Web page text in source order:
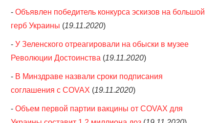
-Объявлен победитель конкурса эскизов на большой
герб Украины (19.11.2020)
-У Зеленского отреагировали на обыски в музее
Революции Достоинства (19.11.2020)
- В Минздраве назвали сроки подписания
соглашения с COVAX (19.11.2020)
-Объем первой партии вакцины от COVAX для